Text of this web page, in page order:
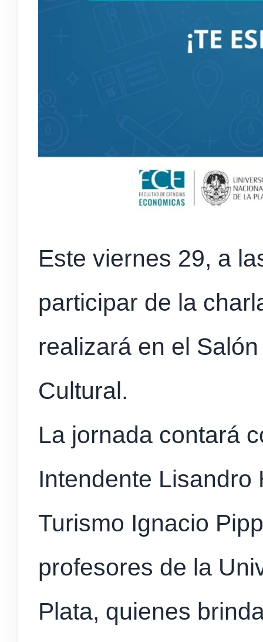
Este viernes 29, a
participar de la
realizará en el
Cultural.
La jornada contará
Intendente Lisandro
Turismo Ignacio
profesores de la
Plata, quienes